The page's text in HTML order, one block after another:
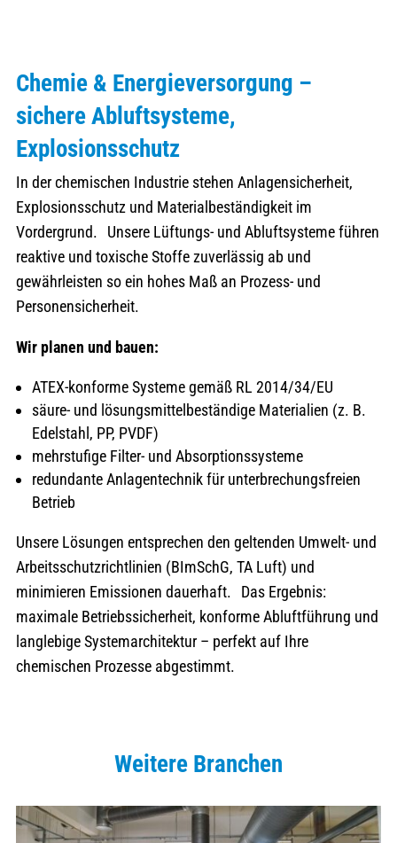
Chemie & Energieversorgung –
sichereAbluftsysteme,
Explosionsschutz
In der chemischen Industrie stehen Anlagensicherheit,
Explosionsschutz und Materialbeständigkeit im
Vordergrund. Unsere Lüftungs- und Abluftsysteme führen
reaktive und toxische Stoffe zuverlässig ab und
gewährleisten so ein hohes Maß an Prozess- und
Personensicherheit.
Wir planen und bauen:
ATEX-konforme Systeme gemäß RL 2014/34/EU
säure- und lösungsmittelbeständige Materialien (z. B.
Edelstahl, PP, PVDF)
mehrstufige Filter- und Absorptionssysteme
redundante Anlagentechnik für unterbrechungsfreien
Betrieb
Unsere Lösungen entsprechen den geltenden Umwelt- und
Arbeitsschutzrichtlinien (BImSchG, TA Luft) und
minimieren Emissionen dauerhaft. Das Ergebnis:
maximale Betriebssicherheit, konforme Abluftführung und
langlebige Systemarchitektur – perfekt auf Ihre
chemischen Prozesse abgestimmt.
Weitere Branchen